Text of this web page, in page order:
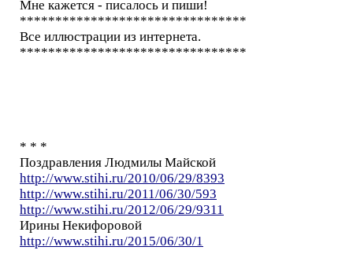
Мне кажется - писалось и пиши!
********************************
Все иллюстрации из интернета.
********************************
* * *
Поздравления Людмилы Майской
http://www.stihi.ru/2010/06/29/8393
http://www.stihi.ru/2011/06/30/593
http://www.stihi.ru/2012/06/29/9311
Ирины Некифоровой
http://www.stihi.ru/2015/06/30/1